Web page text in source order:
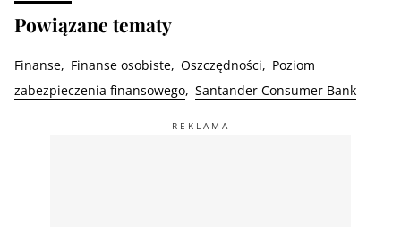
Powiązane tematy
Finanse Finanse osobiste Oszczędności
Poziom
zabezpieczenia finansowego Santander Consumer Bank